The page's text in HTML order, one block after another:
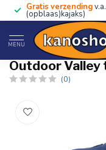
Gratis verzending
(opblaas)kajaks)
MENU
Home / Outdoor Valley
Outdoor
(0)